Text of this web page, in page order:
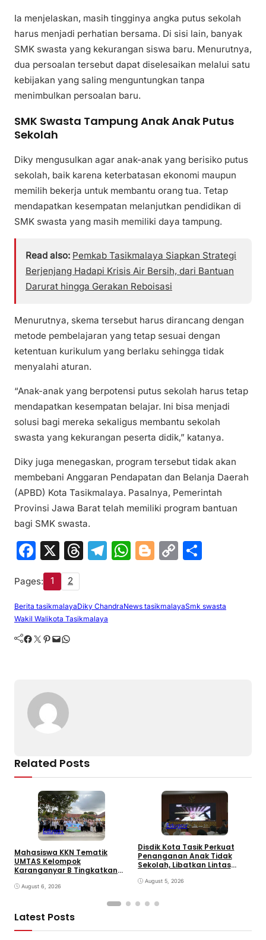
Ia menjelaskan, masih tingginya angka putus sekolah
harus menjadi perhatian bersama. Di sisi lain, banyak
SMK swasta yang kekurangan siswa baru. Menurutnya,
dua persoalan tersebut dapat diselesaikan melalui satu
kebijakan yang saling menguntungkan tanpa
menimbulkan persoalan baru.
SMK Swasta Tampung Anak Anak Putus
Sekolah
Diky mengusulkan agar anak-anak yang berisiko putus
sekolah, baik karena keterbatasan ekonomi maupun
memilih bekerja untuk membantu orang tua. Tetap
mendapatkan kesempatan melanjutkan pendidikan di
SMK swasta yang masih memiliki daya tampung.
Read also: Pemkab Tasikmalaya Siapkan Strategi
Berjenjang Hadapi Krisis Air Bersih, dari Bantuan
Darurat hingga Gerakan Reboisasi
Menurutnya, skema tersebut harus dirancang dengan
metode pembelajaran yang tetap sesuai dengan
ketentuan kurikulum yang berlaku sehingga tidak
menyalahi aturan.
“Anak-anak yang berpotensi putus sekolah harus tetap
mendapatkan kesempatan belajar. Ini bisa menjadi
solusi bagi mereka sekaligus membantu sekolah
swasta yang kekurangan peserta didik,” katanya.
Diky juga menegaskan, program tersebut tidak akan
membebani Anggaran Pendapatan dan Belanja Daerah
(APBD) Kota Tasikmalaya. Pasalnya, Pemerintah
Provinsi Jawa Barat telah memiliki program bantuan
bagi SMK swasta.
F
a
c
e
b
o
X
T
a
d
T
gr
a
W
s
Bl
g
C
y e
Pages: 1 2
Berita tasikmalayaDiky ChandraNews tasikmalayaSmk swasta
Wakil Walikota Tasikmalaya
Facebook Twitter Pinterest Mail WhatsApp
Related Posts
Edugov
Mahasiswa KKN Tematik
UMTAS Kelompok
Karanganyar B Tingkatkan
melalui Program GEMILANG
August 6, 2026
Edugov
Disdik Kota Tasik Perkuat
Penanganan Anak Tidak
Sekolah, Libatkan Lintas
Muhammadiyah. Wali Kota
August 5, 2026
Latest Posts